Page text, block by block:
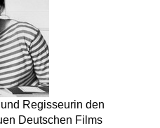
Regisseurin den
Deutschen Films